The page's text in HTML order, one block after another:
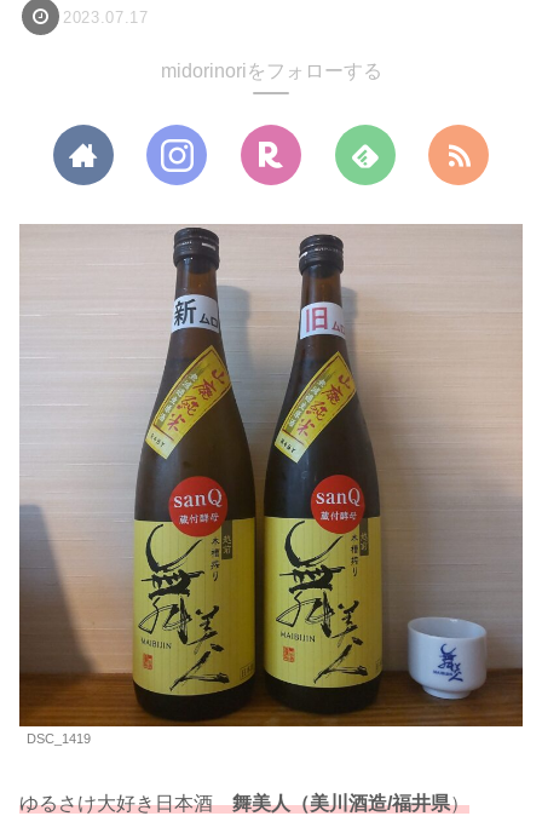
2023.07.17
midorinoriをフォローする
DSC_1419
ゆるさけ大好き日本酒舞美人（美川酒造/福井県）